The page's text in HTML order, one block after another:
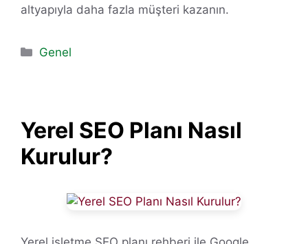
altyapıyla daha fazla müşteri kazanın.
Kategoriler
Genel
Yerel SEO Planı Nasıl
Kurulur?